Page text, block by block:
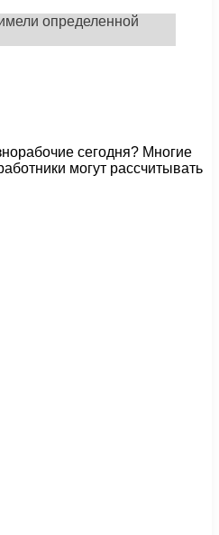
определенной
сегодня? Многие
могут рассчитывать